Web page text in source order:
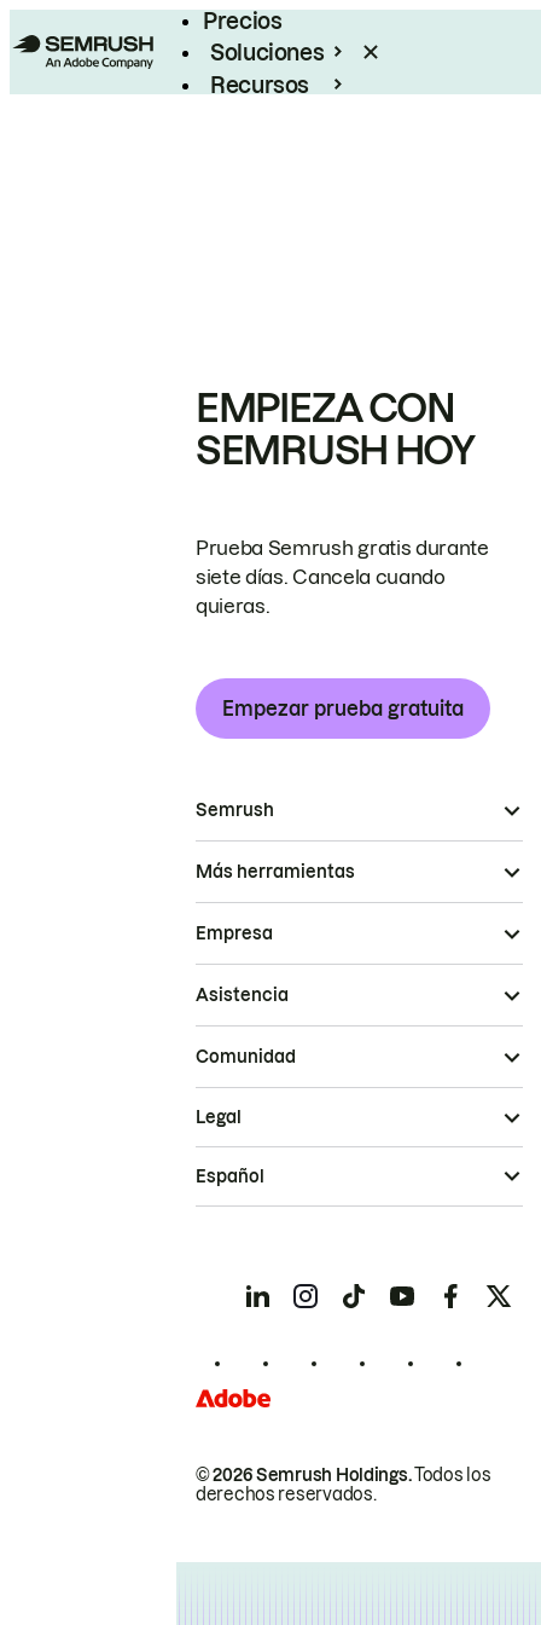
Precios
Soluciones
Recursos
EMPIEZA CON
SEMRUSH HOY
Prueba Semrush gratis durante
siete días. Cancela cuando
quieras.
Empezar prueba gratuita
Semrush
Más herramientas
Empresa
Asistencia
Comunidad
© 2026 Semrush Holdings.Todos los
derechos reservados.
Legal
Español